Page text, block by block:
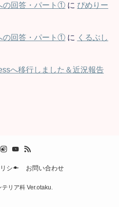
の回答・パート①に ぴめりー
の回答・パート①に くるぶし
へ移行しました＆近況報告
シー お問い合わせ
リア科 Ver.otaku.